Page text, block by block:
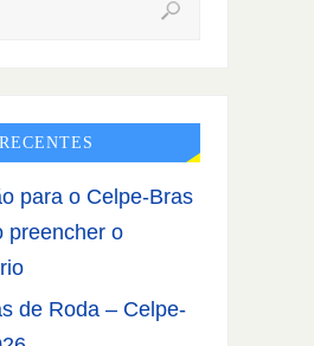
para o Celpe-Bras
preencher o
de Roda – Celpe-